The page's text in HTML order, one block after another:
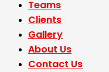
Teams
Clients
Gallery
About Us
Contact Us